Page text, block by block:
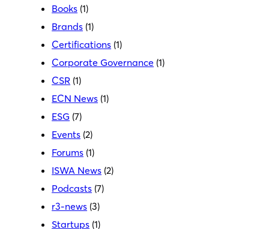
Books (1)
Brands (1)
Certifications (1)
Corporate Governance (1)
CSR (1)
ECN News (1)
ESG (7)
Events (2)
Forums (1)
ISWA News (2)
Podcasts (7)
r3-news (3)
Startups (1)